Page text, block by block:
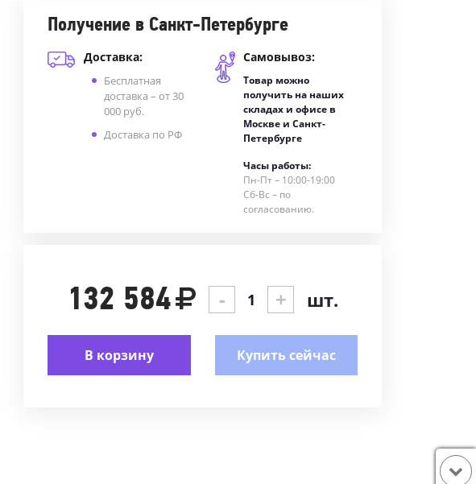
Получение в Санкт-Петербурге
Доставка:
Бесплатная
доставка – от 30
000 руб.
Доставка по РФ
Самовывоз:
Товар можно
получить на наших
складах и офисе в
Москве и Санкт-
Петербурге
Часы работы:
Пн-Пт – 10:00-19:00
Сб-Вс – по
согласованию.
132 584 - + шт.
В корзину Купить сейчас